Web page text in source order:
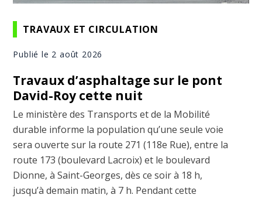
TRAVAUX ET CIRCULATION
Publié le 2 août 2026
Travaux d’asphaltage sur le pont
David-Roy cette nuit
Le ministère des Transports et de la Mobilité
durable informe la population qu’une seule voie
sera ouverte sur la route 271 (118e Rue), entre la
route 173 (boulevard Lacroix) et le boulevard
Dionne, à Saint-Georges, dès ce soir à 18 h,
jusqu’à demain matin, à 7 h. Pendant cette